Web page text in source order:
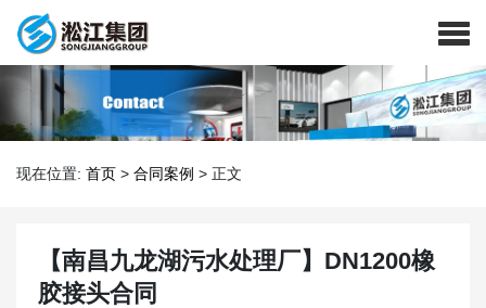
现在位置: 首页 > 合同案例 > 正文
【南昌九龙湖污水处理厂】DN1200橡
胶接头合同